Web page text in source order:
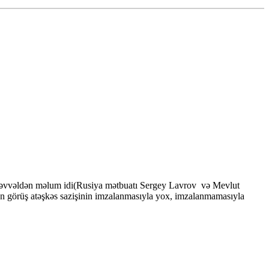
məlum idi(Rusiya mətbuatı Sergey Lavrov və Mevlut
atəşkəs sazişinin imzalanmasıyla yox, imzalanmamasıyla